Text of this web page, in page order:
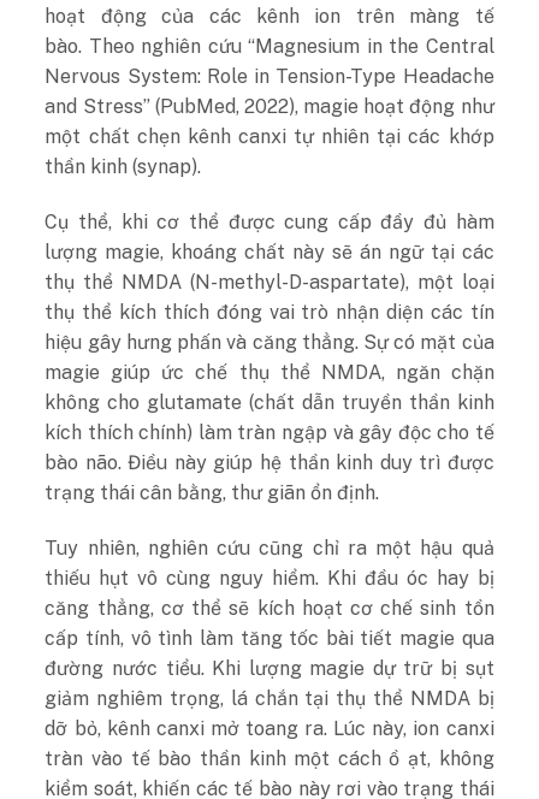
hoạt động của các kênh ion trên màng tế
bào. Theo nghiên cứu “Magnesium in the Central
Nervous System: Role in Tension-Type Headache
and Stress” (PubMed, 2022), magie hoạt động như
một chất chẹn kênh canxi tự nhiên tại các khớp
thần kinh (synap).
Cụ thể, khi cơ thể được cung cấp đầy đủ hàm
lượng magie, khoáng chất này sẽ án ngữ tại các
thụ thể NMDA (N-methyl-D-aspartate), một loại
thụ thể kích thích đóng vai trò nhận diện các tín
hiệu gây hưng phấn và căng thẳng. Sự có mặt của
magie giúp ức chế thụ thể NMDA, ngăn chặn
không cho glutamate (chất dẫn truyền thần kinh
kích thích chính) làm tràn ngập và gây độc cho tế
bào não. Điều này giúp hệ thần kinh duy trì được
trạng thái cân bằng, thư giãn ổn định.
Tuy nhiên, nghiên cứu cũng chỉ ra một hậu quả
thiếu hụt vô cùng nguy hiểm. Khi đầu óc hay bị
căng thẳng, cơ thể sẽ kích hoạt cơ chế sinh tồn
cấp tính, vô tình làm tăng tốc bài tiết magie qua
đường nước tiểu. Khi lượng magie dự trữ bị sụt
giảm nghiêm trọng, lá chắn tại thụ thể NMDA bị
dỡ bỏ, kênh canxi mở toang ra. Lúc này, ion canxi
tràn vào tế bào thần kinh một cách ồ ạt, không
kiểm soát, khiến các tế bào này rơi vào trạng thái